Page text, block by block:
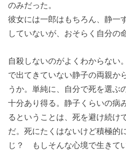
のみだった。
彼女には一郎はもちろん、静一
していないが、おそらく自分の
自殺しないのがよくわからない
で出てきていない静子の両親か
うか。単純に、自分で死を選ぶ
十分あり得る。静子くらいの病
るということは、死を避け続け
だ。死にたくはないけど積極的
じ？ もしそんな心境で生きて